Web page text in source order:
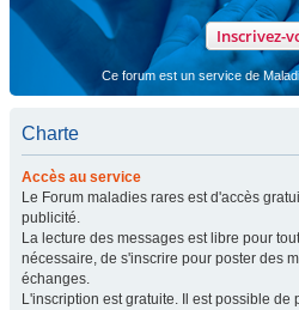
Inscrivez-
Ce forum est un service de
Charte
Accès au service
Le Forum maladies rares est d'accès
publicité.
La lecture des messages est libre pour
nécessaire, de s'inscrire pour poster des
échanges.
L'inscription est gratuite. Il est possible de